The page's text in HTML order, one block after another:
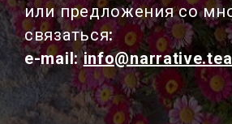
или предложения со
связаться:
e-mail: